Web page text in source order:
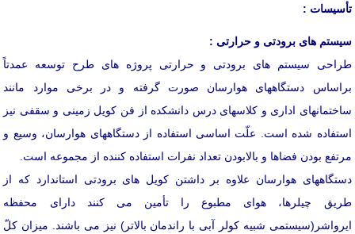
تأسیسات :
سیستم های برودتی و حرارتی :
طراحی سیستم های برودتی و حرارتی پروژه های طرح توسعه عمدتاً
براساس دستگاههای هوارسان صورت گرفته و در برخی موارد مانند
ساختمانهای اداری و كلاسهای درس دانشكده از فن كویل زمینی و سقفی نیز
استفاده شده است. علّت اساسی استفاده از دستگاههای هوارسان، وسیع و
مرتفع بودن فضاها و بالابودن تعداد نفرات استفاده كننده از مجموعه است.
دستگاههای هوارسان علاوه بر داشتن كویل های برودتی استاندارد كه از
طریق چیلرها، هوای مطبوع را تأمین می كنند دارای محفظه
ایرواشر(سیستمی شبیه كولر آبی با راندمان بالاتر) نیز می باشند. میزان كلّ